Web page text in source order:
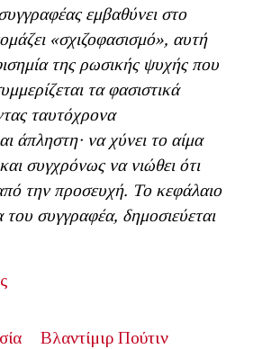
εμβαθύνει στο
«σχιζοφασισμό», αυτή
της ρωσικής ψυχής που
τα φασιστικά
ταυτόχρονα
άπληστη· να χύνει το αίμα
συγχρόνως να νιώθει ότι
την προσευχή. Το κεφάλαιο
του συγγραφέα, δημοσιεύεται
Βλαντίμιρ Πούτιν